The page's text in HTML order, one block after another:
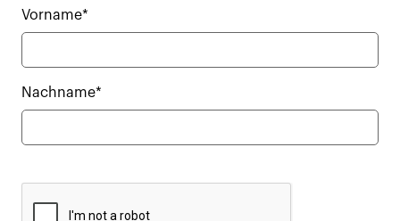
Vorname*
Nachname*